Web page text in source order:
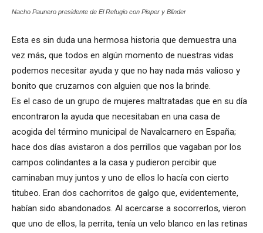
Nacho Paunero presidente de El Refugio con Pisper y Blinder
Esta es sin duda una hermosa historia que demuestra una
vez más, que todos en algún momento de nuestras vidas
podemos necesitar ayuda y que no hay nada más valioso y
bonito que cruzarnos con alguien que nos la brinde.
Es el caso de un grupo de mujeres maltratadas que en su día
encontraron la ayuda que necesitaban en una casa de
acogida del término municipal de Navalcarnero en España;
hace dos días avistaron a dos perrillos que vagaban por los
campos colindantes a la casa y pudieron percibir que
caminaban muy juntos y uno de ellos lo hacía con cierto
titubeo. Eran dos cachorritos de galgo que, evidentemente,
habían sido abandonados. Al acercarse a socorrerlos, vieron
que uno de ellos, la perrita, tenía un velo blanco en las retinas